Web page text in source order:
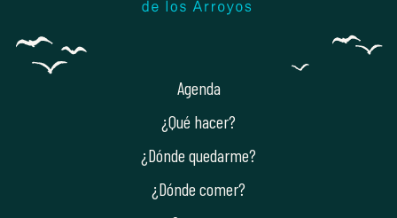
Agenda
¿Qué hacer?
¿Dónde quedarme?
¿Dónde comer?